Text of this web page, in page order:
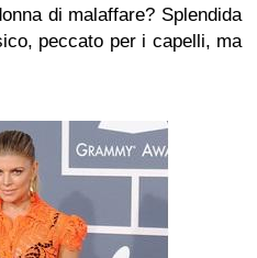
di malaffare? Splendida
peccato per i capelli, ma